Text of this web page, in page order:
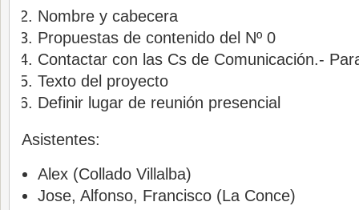
Nombre y cabecera
Propuestas de contenido del Nº 0
Contactar con las Cs de Comunicación.-
Texto del proyecto
Definir lugar de reunión presencial
Asistentes:
Alex (Collado Villalba)
Jose, Alfonso, Francisco (La Conce)